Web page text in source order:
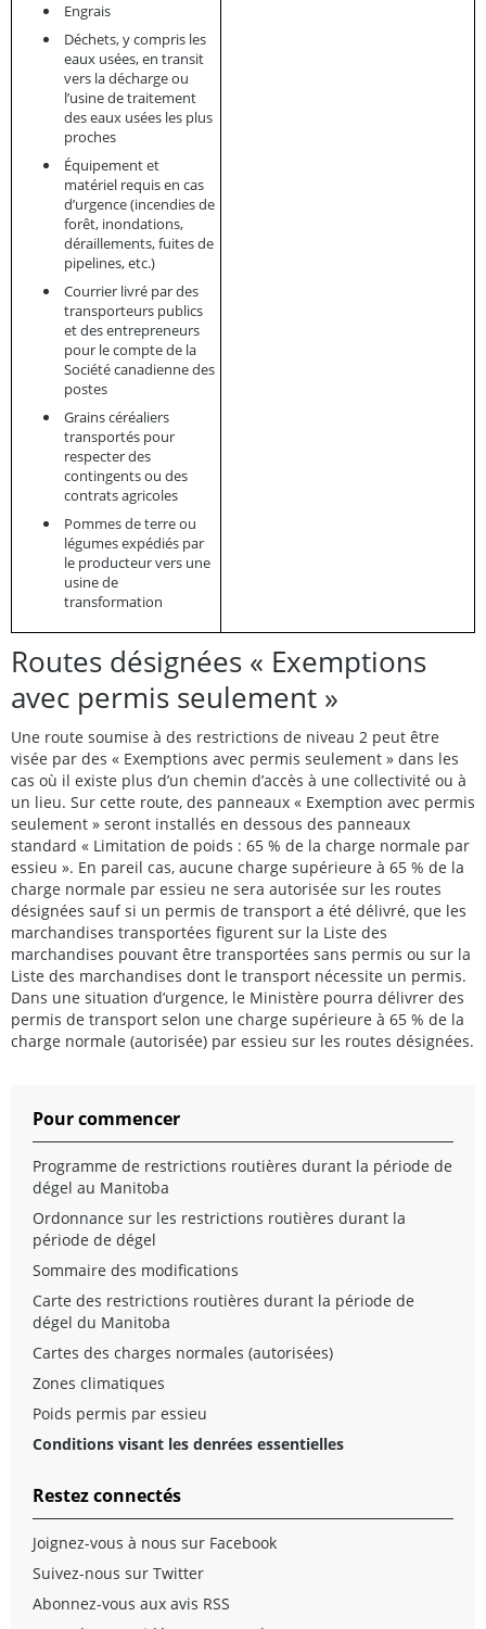
Engrais
Déchets, y compris les
eaux usées, en transit
vers la décharge ou
l’usine de traitement
des eaux usées les plus
proches
Équipement et
matériel requis en cas
d’urgence (incendies de
forêt, inondations,
déraillements, fuites de
pipelines, etc.)
Courrier livré par des
transporteurs publics
et des entrepreneurs
pour le compte de la
Société canadienne des
postes
Grains céréaliers
transportés pour
respecter des
contingents ou des
contrats agricoles
Pommes de terre ou
légumes expédiés par
le producteur vers une
usine de
transformation
Routes désignées « Exemptions
avec permis seulement »
Une route soumise à des restrictions de niveau 2 peut être
visée par des « Exemptions avec permis seulement » dans les
cas où il existe plus d’un chemin d’accès à une collectivité ou à
un lieu. Sur cette route, des panneaux « Exemption avec permis
seulement » seront installés en dessous des panneaux
standard « Limitation de poids : 65 % de la charge normale par
essieu ». En pareil cas, aucune charge supérieure à 65 % de la
charge normale par essieu ne sera autorisée sur les routes
désignées sauf si un permis de transport a été délivré, que les
marchandises transportées figurent sur la Liste des
marchandises pouvant être transportées sans permis ou sur la
Liste des marchandises dont le transport nécessite un permis.
Dans une situation d’urgence, le Ministère pourra délivrer des
permis de transport selon une charge supérieure à 65 % de la
charge normale (autorisée) par essieu sur les routes désignées.
Pour commencer
Programme de restrictions routières durant la période de
dégel au Manitoba
Ordonnance sur les restrictions routières durant la
période de dégel
Sommaire des modifications
Carte des restrictions routières durant la période de
dégel du Manitoba
Cartes des charges normales (autorisées)
Zones climatiques
Poids permis par essieu
Conditions visant les denrées essentielles
Restez connectés
Joignez-vous à nous sur Facebook
Suivez-nous sur Twitter
Abonnez-vous aux avis RSS